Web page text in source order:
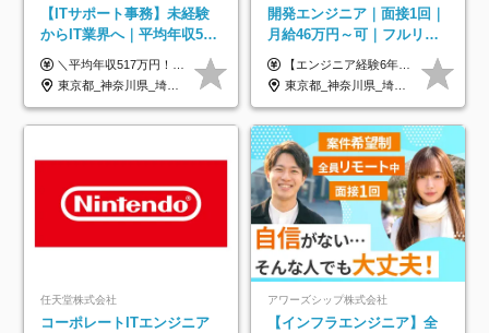
【ITサポート事務】未経験
からIT業界へ｜平均年収517
万円｜ホワイト企業認定｜
年休134日｜リモートOK
＼平均年収517万円！入社5年目まで毎年必ず昇給／ ■賞与年3回 ■年収800万円以上も可 ■入社3年以上の平均年収469.2万円 月給23万2000円以上＋賞与年3回＋各種手当 ☆入社5年目まで最大1万5000円の定期昇給を確約 ┃各種手当充実 ・規定の資格を取得すれば、2000円～5万円を毎月支給（2万4000円～60万円／年） ・研修中に取得した取得率95％の資格でも研修後の給料UP ※月給は年齢・経験・能力を考慮して、優遇いたします ※上記月給金額は固定残業代（20時間/3万1300円円以上）を含み、超過分は別途支給いたします ※試用期間（6ヶ月）は月給に変動はありますが、その他待遇に差異はありません ├入社後1ヶ月～3ヶ月間は、月給20万1900円となります └上記金額は固定残業代（10時間／1万6000円）を含み、超過分は別途支給いたします
東京都_神奈川県_埼玉県_千葉県_大阪府_愛知県_北海道_青森県_岩手県_宮城県_秋田県_山形県_福島県_茨城県_栃木県_群馬県_新潟県_山梨県_長野県_富山県_石川県_福井県_静岡県_岐阜県_三重県_兵庫県_京都府_滋賀県_奈良県_和歌山県_広島県_岡山県_鳥取県_島根県_山口県_徳島県_香川県_愛媛県_高知県_福岡県_熊本県_佐賀県_長崎県_大分県_宮崎県_鹿児島県_沖縄県
開発エンジニア｜面接1回｜
月給46万円～可｜フルリモ
ートも可｜案件選択制｜定
着率96％以上｜副業OK｜住
宅手当
【エンジニア経験6年以上の方】 月給46万円～100万円（固定残業代含む） ※上記月給には月30時間分の固定残業代（月8万7,400円～月19万円）を含む。超過分は全額支給。 【エンジニア経験4年以上の方】 月給42万円～100万円（固定残業代含む） ※上記月給には月30時間分の固定残業代（月7万9,800円～月19万円）を含む。超過分は全額支給。 【エンジニア経験4年未満の方】 月給38万円～100万円（固定残業代含む） ※上記月給には月30時間分の固定残業代（月7万2,200円～月19万円）を含む。超過分は全額支給。 ※経験、スキル、前職給与などを踏まえて決定。 ◆ルトラの給与制度のポイント！◆ ・社員の95%が入社時に年収UP！最高で300万円UPの実績も ・平均還元率86.3%（交通費・住宅手当・会社負担分の社保も含む） ・人柄やポテンシャルを評価し、スキル以上の希望年収を提示することも ・退職金制度やリファラル手当（平均50万円）あり
東京都_神奈川県_埼玉県_千葉県_大阪府_愛知県_北海道_青森県_岩手県_宮城県_秋田県_山形県_福島県_茨城県_栃木県_群馬県_新潟県_山梨県_長野県_富山県_石川県_福井県_静岡県_岐阜県_三重県_兵庫県_京都府_滋賀県_奈良県_和歌山県_広島県_岡山県_鳥取県_島根県_山口県_徳島県_香川県_愛媛県_高知県_福岡県_熊本県_佐賀県_長崎県_大分県_宮崎県_鹿児島県_沖縄県
任天堂株式会社
コーポレートITエンジニア
アワーズシップ株式会社
【インフラエンジニア】全